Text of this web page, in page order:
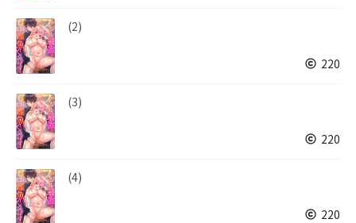
(2)
220
(3)
220
(4)
220